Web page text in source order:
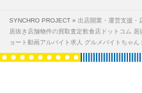
SYNCHRO PROJECT » 出店開業・運営支援・
居抜き店舗物件の買取査定飲食店ドットコム 居
ョート動画アルバイト求人 グルメバイトちゃん